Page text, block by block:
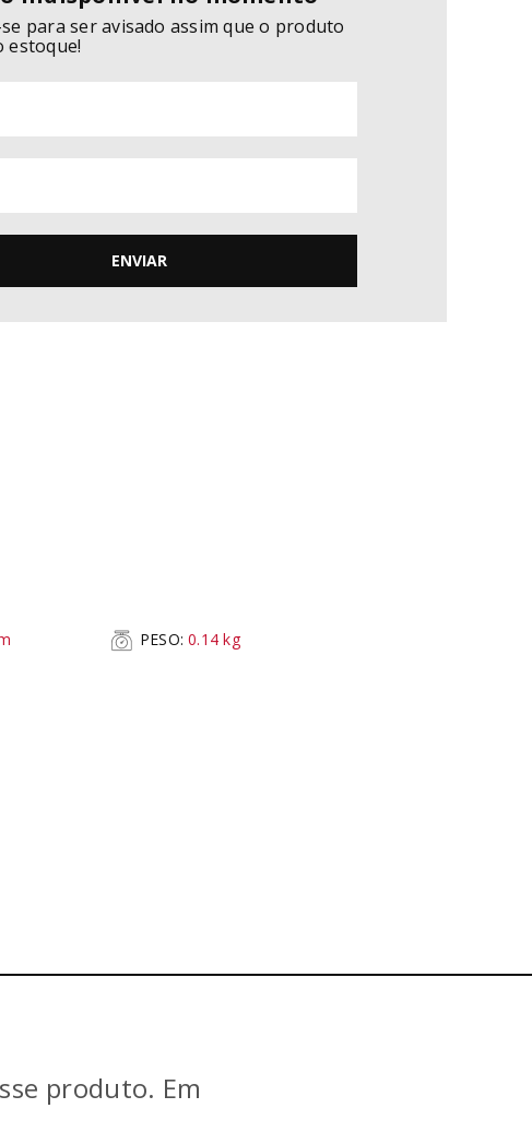
para ser avisado assim que o produto
estoque!
ENVIAR
PESO: 0.14 kg
produto. Em